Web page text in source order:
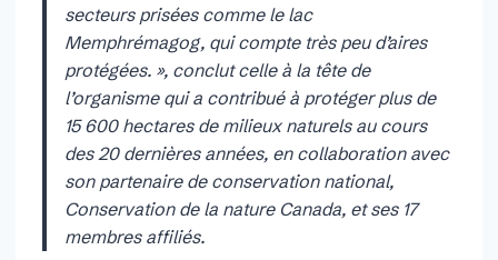
secteurs prisées comme le lac
Memphrémagog, qui compte très peu d’aires
protégées. », conclut celle à la tête de
l’organisme qui a contribué à protéger plus de
15 600 hectares de milieux naturels au cours
des 20 dernières années, en collaboration avec
son partenaire de conservation national,
Conservation de la nature Canada, et ses 17
membres affiliés.